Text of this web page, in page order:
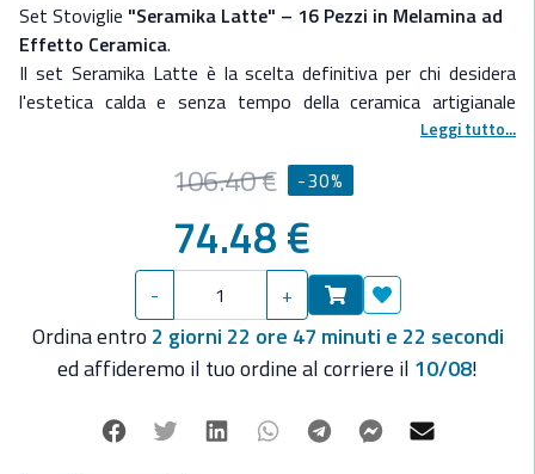
Set Stoviglie "Seramika Latte" – 16 Pezzi in Melamina ad
Effetto Ceramica.
Il set Seramika Latte è la scelta definitiva per chi desidera
l'estetica calda e senza tempo della ceramica artigianale
senza le fragilità legate alla vita di bordo. Caratterizzato da
una delicata tonalità "latte" cremosa e una finitura liscia e
setosa, questo servizio trasforma ogni pasto in dinette o in
pozzetto in un'esperienza gourmet.
A differenza dei set standard, la linea Seramika
le mug coordinate, offrendo un servizio completo dalla
colazione alla cena con un design coerente e sofisticato.
Estetica "Soft Ceramic" : Grazie a unalavorazione
avanzata della melamina, il set riproduce visivamente la
agli urti totale.
Servizio Completo da 16 Pezzi:
Pensato per 4 persone,
Leggi tutto...
106.40 € -30%
74.48 €
- + Aggiungi ai
Ordina entro 2 giorni 22 ore 47 minuti e 22 secondi
ed affideremo il tuo ordine al corriere il 10/08!
Facebook
Twitter LinkedinWhatsappTelegramFacebook